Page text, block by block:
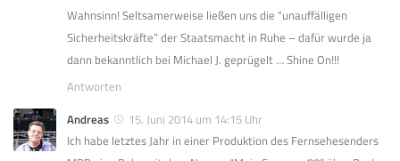
Wahnsinn! Seltsamerweise ließen uns die “unauffälligen
Sicherheitskräfte” der Staatsmacht in Ruhe – dafür wurde ja
dann bekanntlich bei Michael J. geprügelt … Shine On!!!
Antworten
Andreas
15. Juni 2014 um 14:15 Uhr
Ich habe letztes Jahr in einer Produktion des Fernsehesenders